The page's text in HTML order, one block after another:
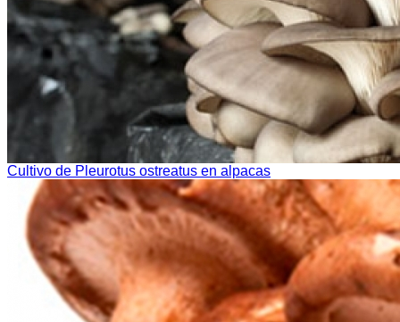
Cultivo de Pleurotus ostreatus en alpacas